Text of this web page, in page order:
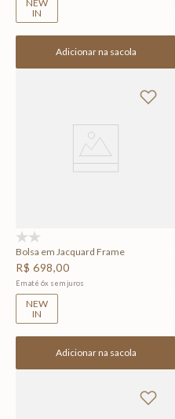
NEW
IN
Adicionar na sacola
Bolsa em Jacquard Frame
R$ 698,00
Em até6x sem juros
NEW
IN
Adicionar na sacola